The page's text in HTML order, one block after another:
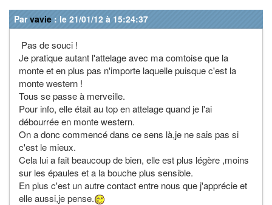
Parvavie : le 21/01/12 à 15:24:37
Pas de souci !
Je pratique autant l'attelage avec ma comtoise que la
monte et en plus pas n'importe laquelle puisque c'est la
monte western !
Tous se passe à merveille.
Pour info, elle était au top en attelage quand je l'ai
débourrée en monte western.
On a donc commencé dans ce sens là,je ne sais pas si
c'est le mieux.
Cela lui a fait beaucoup de bien, elle est plus légère ,moins
sur les épaules et a la bouche plus sensible.
En plus c'est un autre contact entre nous que j'apprécie et
elle aussi,je pense.